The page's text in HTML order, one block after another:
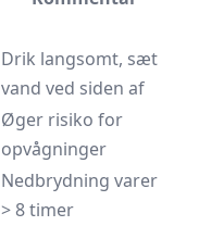
Drik langsomt, sæt
vand ved siden af
Øger risiko for
opvågninger
Nedbrydning varer
> 8 timer